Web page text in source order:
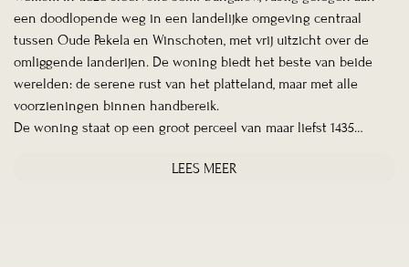
een doodlopende weg in een landelijke omgeving centraal
tussen Oude Pekela en Winschoten, met vrij uitzicht over de
omliggende landerijen. De woning biedt het beste van beide
werelden: de serene rust van het platteland, maar met alle
voorzieningen binnen handbereik.
De woning staat op een groot perceel van maar liefst 1435…
LEES MEER